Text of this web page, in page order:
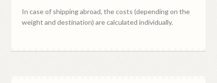
In case of shipping abroad, the costs (depending on the
weight and destination) are calculated individually.